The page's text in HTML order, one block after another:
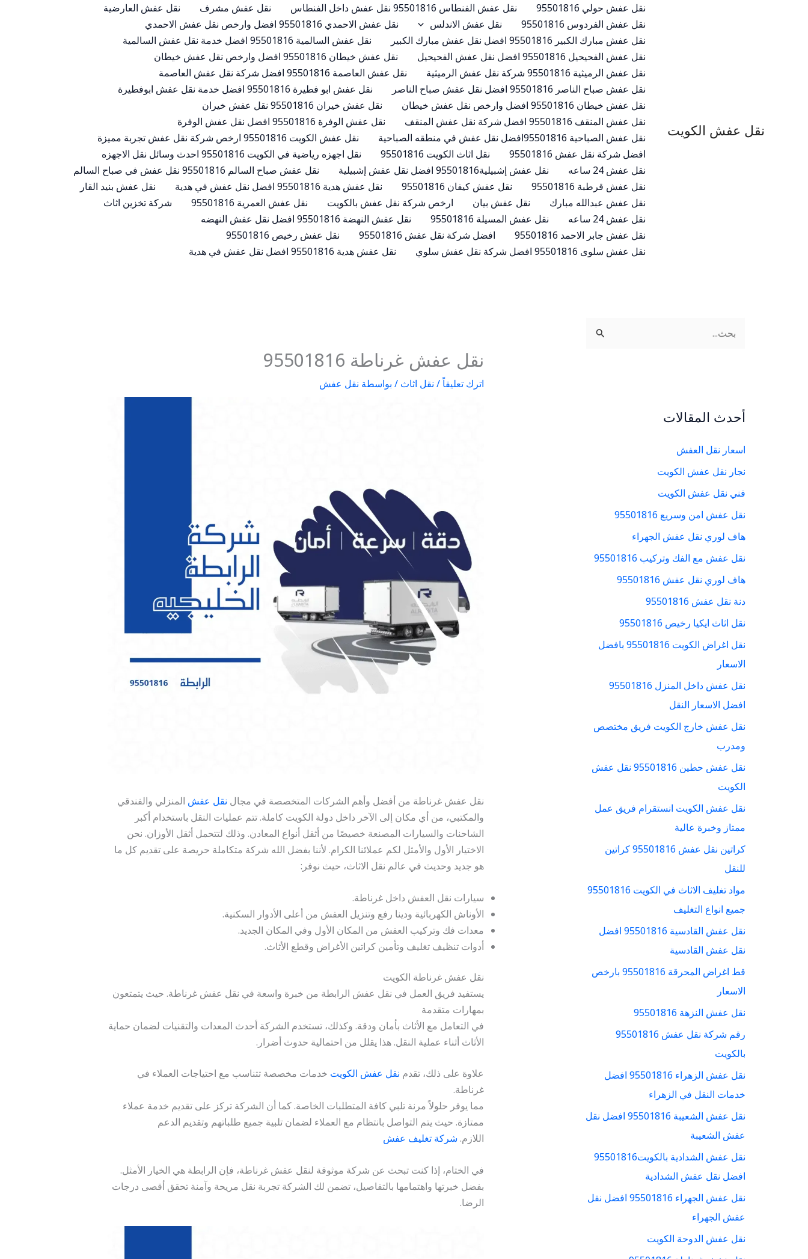
نقل عفش الكويت
نقل عفش حولي 95501816 نقل عفش الفنطاس 95501816 نقل عفش داخل الفنطاس نقل عفش مشرف
نقل عفش العارضية
نقل عفش الفردوس 95501816
نقل عفش الاندلس
نقل عفش الاحمدي 95501816 افضل وارخص نقل عفش الاحمدي
نقل عفش مبارك الكبير 95501816 افضل نقل عفش مبارك الكبير
نقل عفش السالمية 95501816 افضل خدمة نقل عفش السالمية
نقل عفش الفحيحيل 95501816 افضل نقل عفش الفحيحيل
نقل عفش خيطان 95501816 افضل وارخص نقل عفش خيطان
نقل عفش الرميثية 95501816 شركة نقل عفش الرميثية
نقل عفش العاصمة 95501816 افضل شركة نقل عفش العاصمة
نقل عفش صباح الناصر 95501816 افضل نقل عفش صباح الناصر
نقل عفش ابو فطيرة 95501816 افضل خدمة نقل عفش ابوفطيرة
نقل عفش خيطان 95501816 افضل وارخص نقل عفش خيطان
نقل عفش خيران 95501816 نقل عفش خيران
نقل عفش المنقف 95501816 افضل شركة نقل عفش المنقف
نقل عفش الوفرة 95501816 افضل نقل عفش الوفرة
نقل عفش الصباحية 95501816افضل نقل عفش في منطقه الصباحية
نقل عفش الكويت 95501816 ارخص شركة نقل عفش تجربة مميزة
افضل شركة نقل عفش 95501816
نقل اثاث الكويت 95501816
نقل اجهزه رياضية في الكويت 95501816 احدث وسائل نقل الاجهزه
نقل عفش 24 ساعه
نقل عفش إشبيلية95501816 افضل نقل عفش إشبيلية
نقل عفش صباح السالم 95501816 نقل عفش في صباح السالم
نقل عفش قرطبة 95501816
نقل عفش كيفان 95501816 نقل عفش هدية 95501816 افضل نقل عفش في هدية
نقل عفش بنيد القار
نقل عفش عبدالله مبارك
نقل عفش بيان ارخص شركة نقل عفش بالكويت نقل عفش العمرية 95501816
شركة تخزين اثاث
نقل عفش 24 ساعه
نقل عفش المسيلة 95501816
نقل عفش النهضة 95501816 افضل نقل عفش النهضه
نقل عفش جابر الاحمد 95501816
افضل شركة نقل عفش 95501816
نقل عفش رخيص 95501816
نقل عفش سلوى 95501816 افضل شركة نقل عفش سلوي
نقل عفش هدية 95501816 افضل نقل عفش في هدية
ع
أحدث المقالات
اسعار نقل العفش
نجار نقل عفش الكويت
فني نقل عفش الكويت
نقل عفش امن وسريع 95501816
هاف لوري نقل عفش الجهراء
نقل عفش مع الفك وتركيب 95501816
هاف لوري نقل عفش 95501816
دنة نقل عفش 95501816
نقل اثاث ايكيا رخيص 95501816
نقل اغراض الكويت 95501816 بافضل
الاسعار
نقل عفش داخل المنزل 95501816
افضل الاسعار النقل
نقل عفش خارج الكويت فريق مختصص
ومدرب
نقل عفش حطين 95501816 نقل عفش
الكويت
نقل عفش الكويت انستقرام فريق عمل
ممتاز وخبرة عالية
كراتين نقل عفش 95501816 كراتين
للنقل
مواد تغليف الاثاث في الكويت 95501816
جميع انواع التغليف
نقل عفش القادسية 95501816 افضل
نقل عفش القادسية
قط اغراض المحرقة 95501816 بارخص
الاسعار
نقل عفش النزهة 95501816
رقم شركة نقل عفش 95501816
بالكويت
نقل عفش الزهراء 95501816 افضل
خدمات النقل في الزهراء
نقل عفش الشعيبة 95501816 افضل نقل
عفش الشعيبة
نقل عفش الشدادية بالكويت95501816
افضل نقل عفش الشدادية
نقل عفش الجهراء 95501816 افضل نقل
عفش الجهراء
نقل عفش الدوحة الكويت
نقل عفش غرناطة 95501816
اترك تعليقاً/ نقل اثاث / بواسطة نقل عفش
نقل عفش غرناطة من أفضل وأهم الشركات المتخصصة في مجال نقل عفش المنزلي والفندقي
والمكتبي، من أي مكان إلى الآخر داخل دولة الكويت كاملة. تتم عمليات النقل باستخدام أكبر
الشاحنات والسيارات المصنعة خصيصًا من أثقل أنواع المعادن. وذلك لتتحمل أثقل الأوزان. نحن
الاختيار الأول والأمثل لكم عملائنا الكرام. لأننا بفضل الله شركة متكاملة حريصة على تقديم كل ما
هو جديد وحديث في عالم نقل الاثاث، حيث نوفر:
سيارات نقل العفش داخل غرناطة.
الأوناش الكهربائية ودينا رفع وتنزيل العفش من أعلى الأدوار السكنية.
معدات فك وتركيب العفش من المكان الأول وفي المكان الجديد.
أدوات تنظيف تغليف وتأمين كراتين الأغراض وقطع الأثاث.
نقل عفش غرناطة الكويت
يستفيد فريق العمل في نقل عفش الرابطة من خبرة واسعة في نقل عفش غرناطة. حيث يتمتعون
بمهارات متقدمة
في التعامل مع الأثاث بأمان ودقة. وكذلك، تستخدم الشركة أحدث المعدات والتقنيات لضمان حماية
الأثاث أثناء عملية النقل. هذا يقلل من احتمالية حدوث أضرار.
علاوة على ذلك، تقدم نقل عفش الكويت خدمات مخصصة تتناسب مع احتياجات العملاء في
غرناطة.
مما يوفر حلولاً مرنة تلبي كافة المتطلبات الخاصة. كما أن الشركة تركز على تقديم خدمة عملاء
ممتازة. حيث يتم التواصل بانتظام مع العملاء لضمان تلبية جميع طلباتهم وتقديم الدعم
اللازم. شركة تغليف عفش
في الختام، إذا كنت تبحث عن شركة موثوقة لنقل عفش غرناطة، فإن الرابطة هي الخيار الأمثل.
بفضل خبرتها واهتمامها بالتفاصيل، تضمن لك الشركة تجربة نقل مريحة وآمنة تحقق أقصى درجات
الرضا.